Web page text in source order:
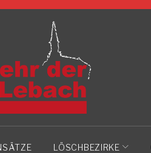
LÖSCHBEZIRKE